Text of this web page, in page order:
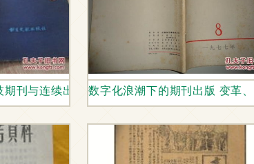
期刊与连续出版物名称对照手册》的学术价值与
数字化浪潮下的期刊出版 变革